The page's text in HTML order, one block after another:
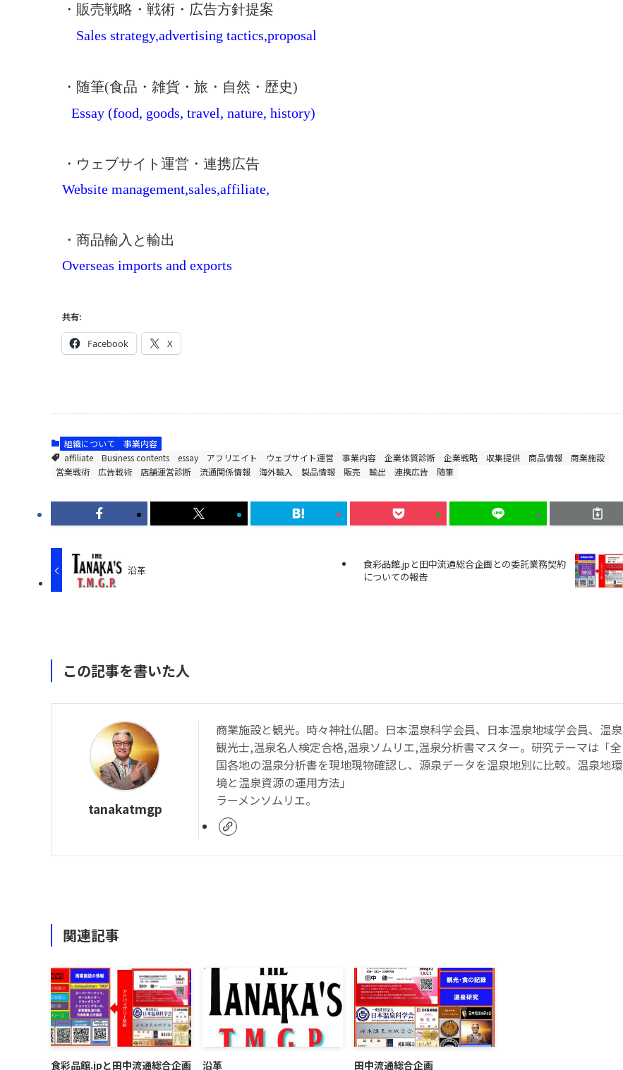
・販売戦略・戦術・広告方針提案
Sales strategy,advertising tactics,proposal
・随筆(食品・雑貨・旅・自然・歴史)
Essay (food, goods, travel, nature, history)
・ウェブサイト運営・連携広告
Website management,sales,affiliate,
・商品輸入と輸出
Overseas imports and exports
共有:
Facebook X
組織について
事業内容
affiliate
Business contents essay アフリエイト ウェブサイト運営 事業内容 企業体質診断 企業戦略 収集提供 商品情報
商業施設
営業戦術
広告戦術 店舗運営診断 流通関係情報 海外輸入 製品情報 販売 輸出 連携広告 随筆
沿革
食彩品館.jpと田中流通総合企画との委託業務契約
についての報告
この記事を書いた人
tanakatmgp
商業施設と観光。時々神社仏閣。日本温泉科学会員、日本温泉地域学会員、温泉
観光士,温泉名人検定合格,温泉ソムリエ,温泉分析書マスター。研究テーマは「全
国各地の温泉分析書を現地現物確認し、源泉データを温泉地別に比較。温泉地環
境と温泉資源の運用方法」
ラーメンソムリエ。
関連記事
食彩品館.jpと田中流通総合企画 沿革 田中流通総合企画